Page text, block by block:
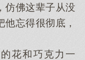
佛这辈子从没
他忘得很彻底，
花和巧克力一